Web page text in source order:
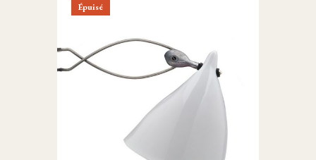
Épuisé